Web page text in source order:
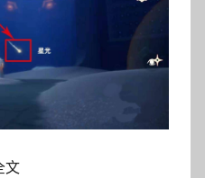
文